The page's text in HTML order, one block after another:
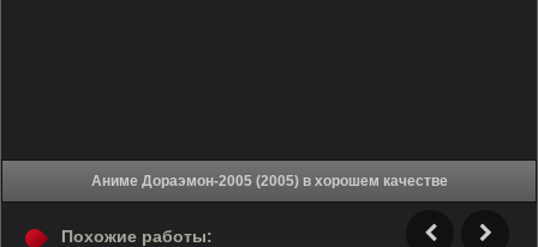
Аниме Дораэмон-2005 (2005) в хорошем качестве
Похожие работы: